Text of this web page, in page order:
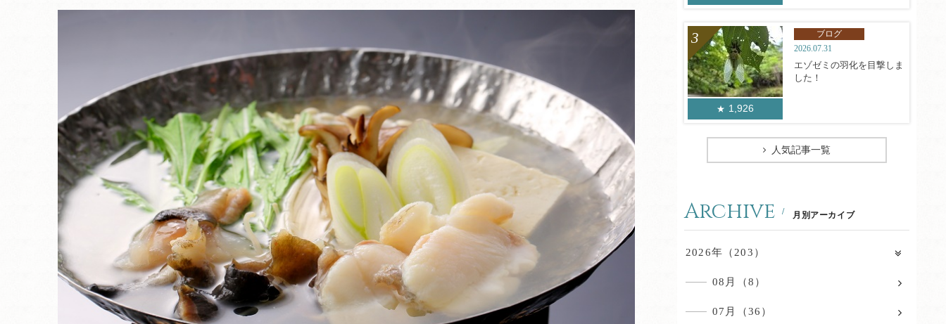
1,926
ブログ
2026.07.31
エゾゼミの羽化を目撃しま
した！
人気記事一覧
Archive 月別アーカイブ
2026年（203）
08月（8）
07月（36）